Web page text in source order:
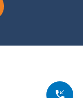
phone_callback